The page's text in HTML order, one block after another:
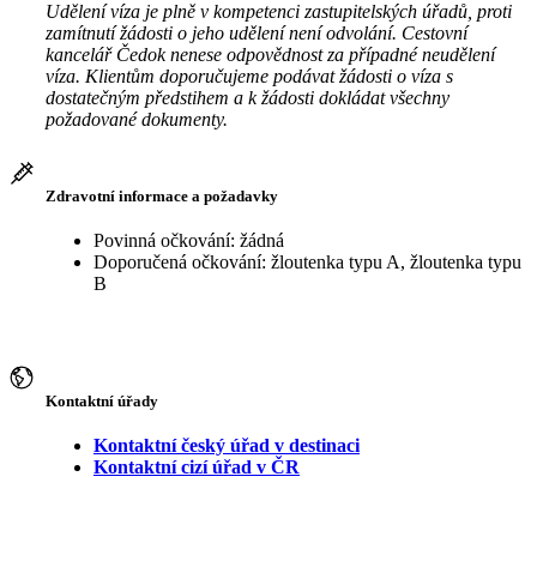
Udělení víza je plně v kompetenci zastupitelských úřadů, proti
zamítnutí žádosti o jeho udělení není odvolání. Cestovní
kancelář Čedok nenese odpovědnost za případné neudělení
víza. Klientům doporučujeme podávat žádosti o víza s
dostatečným předstihem a k žádosti dokládat všechny
požadované dokumenty.
Zdravotní informace a požadavky
Povinná očkování: žádná
Doporučená očkování: žloutenka typu A, žloutenka typu
B
Kontaktní úřady
Kontaktní český úřad v destinaci
Kontaktní cizí úřad v ČR